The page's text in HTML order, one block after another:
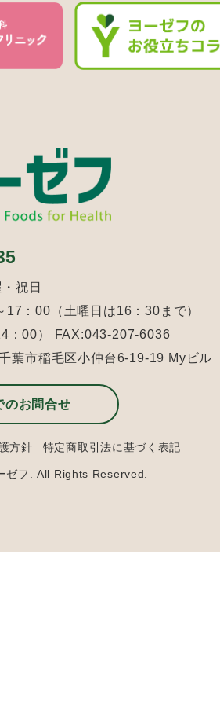
祝日
：00（土曜日は16：30まで）
：00） FAX:043-207-6036
葉市稲毛区小仲台6-19-19 Myビル
のお問合せ
方針 特定商取引法に基づく表記
ゼフ. All Rights Reserved.